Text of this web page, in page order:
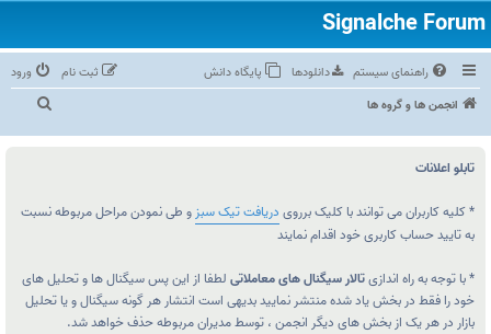
راهنمای سیستم دانلودها پایگاه دانش ورود
ثبت نام
انجمن ها و گروه ها
ج
تابلو اعلانات
* کلیه کاربران می توانند با کلیک برروی دریافت تیک سبز و طی نمودن مراحل مربوطه نسبت
به تایید حساب کاربری خود اقدام نمایند
* با توجه به راه اندازیتالار سیگنال های معاملاتی لطفا از این پس سیگنال ها و تحلیل های
خود را فقط در بخش یاد شده منتشر نمایید بدیهی است انتشار هر گونه سیگنال و یا تحلیل
بازار در هر یک از بخش های دیگر انجمن ، توسط مدیران مربوطه حذف خواهد شد.